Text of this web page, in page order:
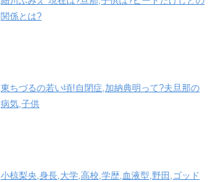
関係とは?
東ちづるの若い頃!自閉症,加納典明って?夫旦那の
病気,子供
小椋梨央,身長,大学,高校,学歴,血液型,野田,ゴッド